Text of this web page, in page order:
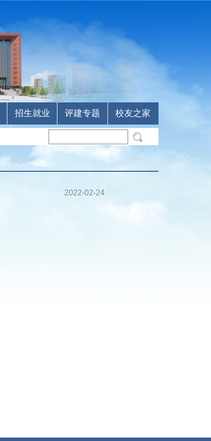
招生就业 评建专题 校友之家
2022-02-24